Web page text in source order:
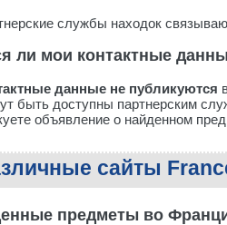
службы находок
ли мои контактные
данные не публикуются
быть доступны партнерским
объявление о найденном
сайты
предметы во